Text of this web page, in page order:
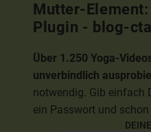
Mutter-
Plugin - blog-
Über 1.250 Yoga-
unverbindlich
notwendig. Gib einfach
ein Passwort und